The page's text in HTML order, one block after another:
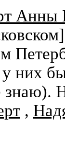
Анны
них
,